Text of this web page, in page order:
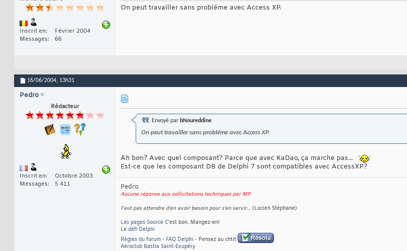
Inscrit en
Février 2004
Messages
66
On peut travailler sans probléme avec Access XP.
16/06/2004, 13h31
Pedro
Rédacteur
Inscrit en
Octobre 2003
Messages
5 411
Envoyé par bNoureddine
On peut travailler sans probléme avec Access XP.
Ah bon? Avec quel composant? Parce que avec KaDao, ça marche pas...
Est-ce que les composant DB de Delphi 7 sont compatibles avec AccessXP?
Pedro
Aucune réponse aux sollicitations techniques par MP
Faut pas attendre d'en avoir besoin pour s'en servir... (Lucien Stéphane)
Les pages Source C'est bon. Mangez-en!
Le défi Delphi
Règles du forum - FAQ Delphi - Pensez au chtit
Aéroclub Bastia Saint-Exupéry